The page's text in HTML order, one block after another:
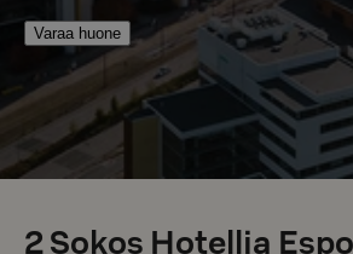
Varaa huone
2Sokos Hotellia